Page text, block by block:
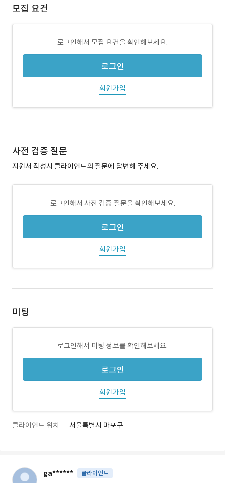
모집 요건
로그인해서 모집 요건을 확인해보세요.
로그인
회원가입
사전 검증 질문
지원서 작성시 클라이언트의 질문에 답변해 주세요.
로그인해서 사전 검증 질문을 확인해보세요.
로그인
회원가입
미팅
로그인해서 미팅 정보를 확인해보세요.
로그인
회원가입
클라이언트 위치 서울특별시 마포구
ga****** 클라이언트